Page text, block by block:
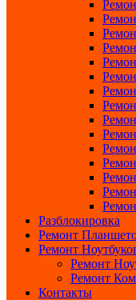
Разблокировка
Ремонт
Ремонт
Ремонт
Ремонт
Контакты